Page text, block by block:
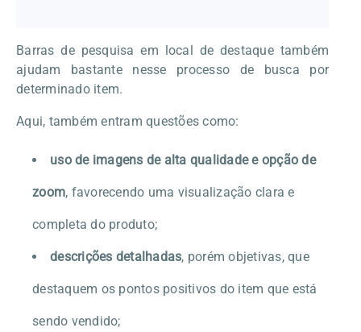
Barras de pesquisa em local de destaque também
ajudam bastante nesse processo de busca por
determinado item.
Aqui, também entram questões como:
uso de imagens de alta qualidade e opção de
zoom, favorecendo uma visualização clara e
completa do produto;
descrições detalhadas, porém objetivas, que
destaquem os pontos positivos do item que está
sendo vendido;